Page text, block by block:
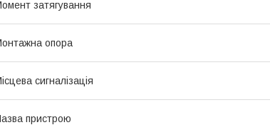
затягування
опора
сигналізація
пристрою